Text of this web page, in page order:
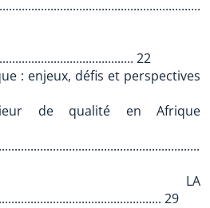
22
: enjeux, défis et perspectives
de qualité en Afrique
LA
29